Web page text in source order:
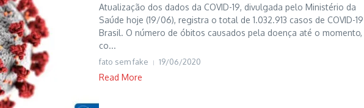
Atualização dos dados da COVID-19, divulgada pelo Ministério da
Saúde hoje (19/06), registra o total de 1.032.913 casos de COVID-
Brasil. O número de óbitos causados pela doença até o momento,
co...
fato sem fake 19/06/2020
Read More